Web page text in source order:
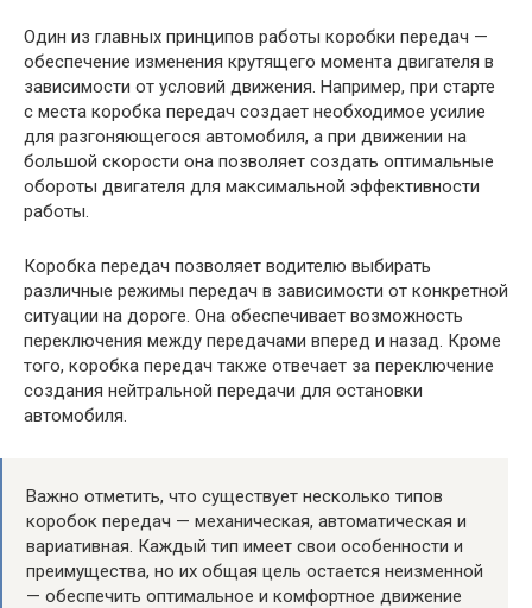
Один из главных принципов работы коробки передач —
обеспечение изменения крутящего момента двигателя в
зависимости от условий движения. Например, при старте
с места коробка передач создает необходимое усилие
для разгоняющегося автомобиля, а при движении на
большой скорости она позволяет создать оптимальные
обороты двигателя для максимальной эффективности
работы.
Коробка передач позволяет водителю выбирать
различные режимы передач в зависимости от конкретной
ситуации на дороге. Она обеспечивает возможность
переключения между передачами вперед и назад. Кроме
того, коробка передач также отвечает за переключение
создания нейтральной передачи для остановки
автомобиля.
Важно отметить, что существует несколько типов
коробок передач — механическая, автоматическая и
вариативная. Каждый тип имеет свои особенности и
преимущества, но их общая цель остается неизменной
— обеспечить оптимальное и комфортное движение